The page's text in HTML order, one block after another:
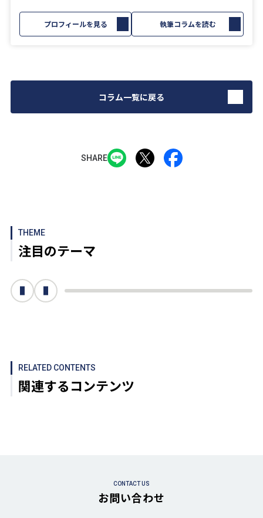
プロフィールを見る 執筆コラムを読む
コラム一覧に戻る
SHARE
THEME
注目のテーマ
RELATED CONTENTS
関連するコンテンツ
CONTACT US
お問い合わせ